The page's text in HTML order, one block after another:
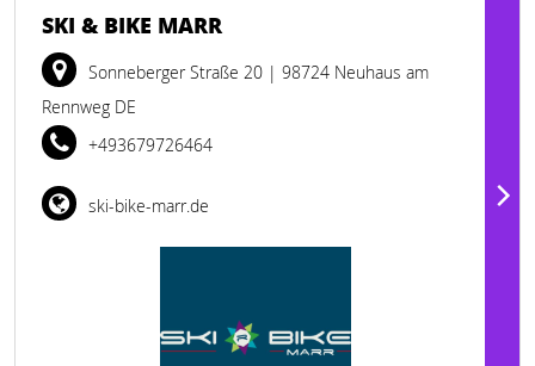
SKI & BIKE MARR
Sonneberger Straße 20 | 98724 Neuhaus am
Rennweg DE
+493679726464
ski-bike-marr.de